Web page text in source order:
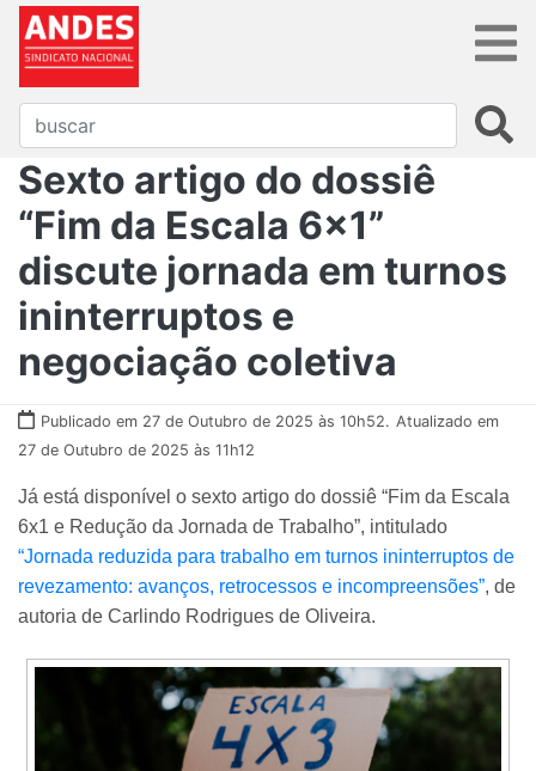
Sexto artigo do dossiê
“Fim da Escala 6x1”
discute jornada em turnos
ininterruptos e
negociação coletiva
Publicado em 27 de Outubro de 2025 às 10h52. Atualizado em
27 de Outubro de 2025 às 11h12
Já está disponível o sexto artigo do dossiê “Fim da Escala
6x1 e Redução da Jornada de Trabalho”, intitulado
“Jornada reduzida para trabalho em turnos ininterruptos de
revezamento: avanços, retrocessos e incompreensões”, de
autoria de Carlindo Rodrigues de Oliveira.